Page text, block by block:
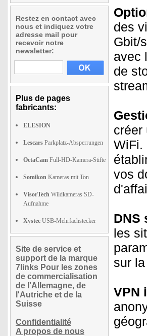
Restez en contact avec
nous et indiquez votre
adresse mail pour
recevoir notre
newsletter:
Plus de pages
fabricants:
ELESION
Lescars Parkplatz-Absperrungen
OctaCam Full-HD-Kamera-Stifte
Somikon Kameras mit Ton
VisorTech Wildkameras SD-
Aufnahme
Xystec USB-Mehrfachstecker
Site de service et
support de la marque
7links Pour les zones
de commercialisation
de l'Allemagne, de
l'Autriche et de la
Suisse
Confidentialité
A propos de nous
des
Gbit/
avec
de
créer
WiFi.
vos
DNS
les
sur
VPN